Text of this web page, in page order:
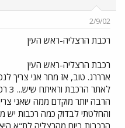
ך
2/9/02
רכבת הרצליה-ראש העין
רכבת הרצליה-ראש העין
ארררג. טוב, אז מחר אני צריך
הרבה יותר מוקדם ממה שאני